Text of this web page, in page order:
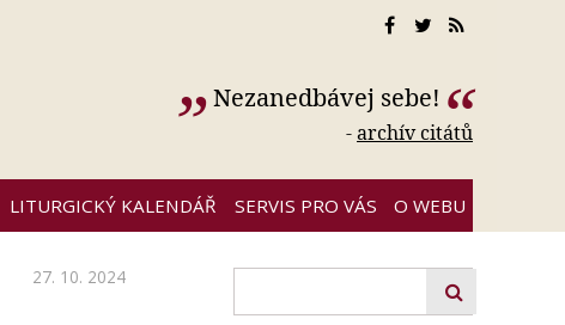
Nezanedbávej sebe!
-archív citátů
LITURGICKÝ KALENDÁŘ SERVIS PRO VÁS O WEBU
27. 10. 2024